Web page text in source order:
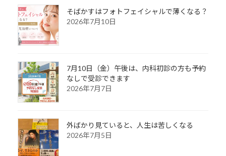
そばかすはフォトフェイシャルで薄くなる？
2026年7月10日
7月10日（金）午後は、内科初診の方も予約
なしで受診できます
2026年7月7日
外ばかり見ていると、人生は苦しくなる
2026年7月5日